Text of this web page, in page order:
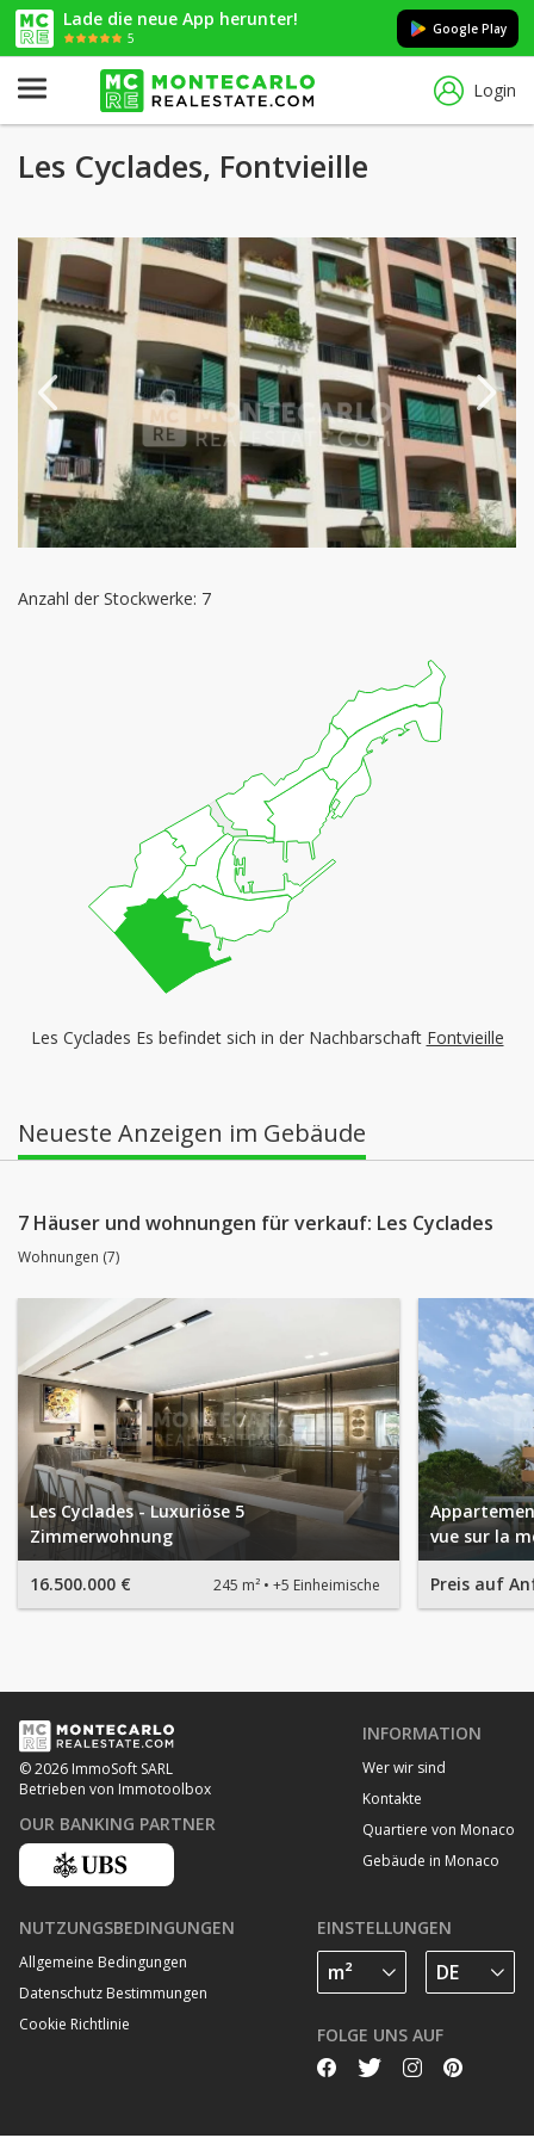
Lade die neue App herunter!
5
Google Play
Login
Les Cyclades, Fontvieille
Anzahl der Stockwerke: 7
Les Cyclades Es befindet sich in der Nachbarschaft Fontvieille
Neueste Anzeigen im Gebäude
7 Häuser und wohnungen für verkauf: Les Cyclades
Wohnungen (7)
Les Cyclades - Luxuriöse 5
Zimmerwohnung
16.500.000 € 245 m² +5 Einheimische
vue sur la
Preis auf
© 2026 ImmoSoft SARL
Betrieben von Immotoolbox
OUR BANKING PARTNER
INFORMATION
Wer wir sind
Kontakte
Quartiere von Monaco
Gebäude in Monaco
NUTZUNGSBEDINGUNGEN
Allgemeine Bedingungen
Datenschutz Bestimmungen
Cookie Richtlinie
EINSTELLUNGEN
FOLGE UNS AUF